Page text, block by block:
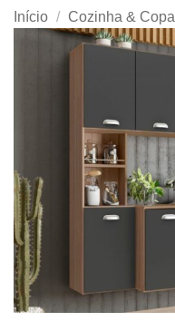
Início / Cozinha & Copa